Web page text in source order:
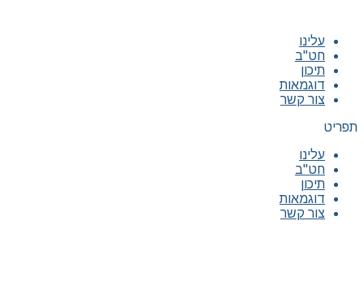
עלינו
חט"ב
תיכון
דוגמאות
צור קשר
תפריט
עלינו
חט"ב
תיכון
דוגמאות
צור קשר